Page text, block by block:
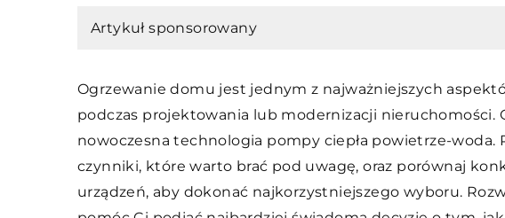
Artykuł sponsorowany
Ogrzewanie domu jest jednym z najważniejszych
podczas projektowania lub modernizacji nieruchomości.
nowoczesna technologia pompy ciepła powietrze-woda.
czynniki, które warto brać pod uwagę, oraz porównaj
urządzeń, aby dokonać najkorzystniejszego wyboru.